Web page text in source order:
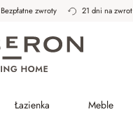
Bezpłatne zwroty 21 dni na zwrot
Łazienka Meble